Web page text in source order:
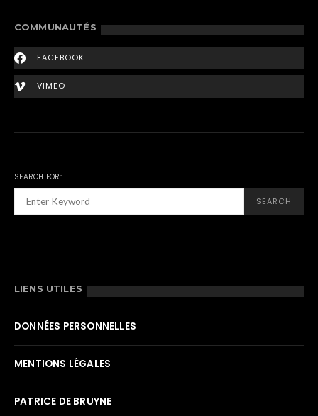
COMMUNAUTÉS
FACEBOOK
VIMEO
SEARCH FOR:
SEARCH
LIENS UTILES
DONNÉES PERSONNELLES
MENTIONS LÉGALES
PATRICE DE BRUYNE